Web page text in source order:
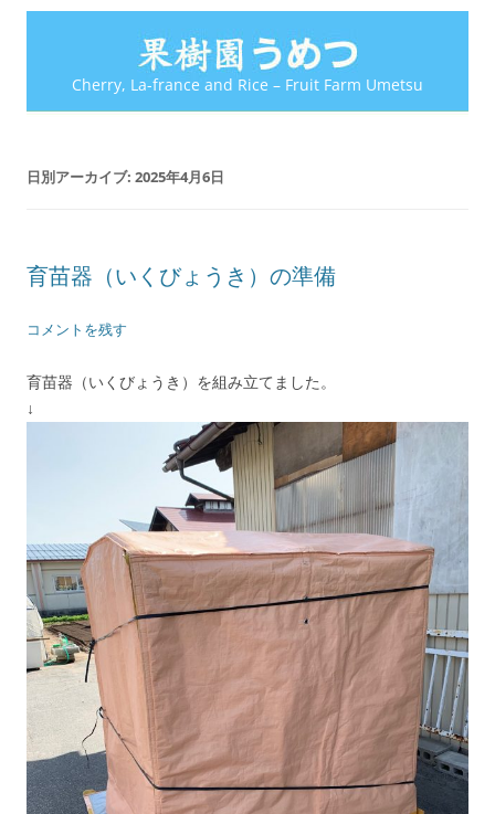
Cherry, La-france and Rice – Fruit Farm Umetsu
日別アーカイブ: 2025年4月6日
育苗器（いくびょうき）の準備
コメントを残す
育苗器（いくびょうき）を組み立てました。
↓